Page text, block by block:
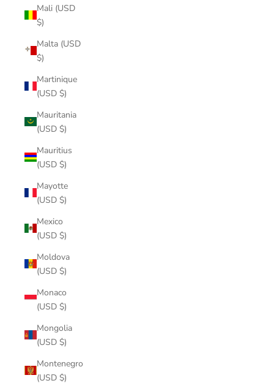
Mali (USD
$)
Malta (USD
$)
Martinique
(USD $)
Mauritania
(USD $)
Mauritius
(USD $)
Mayotte
(USD $)
Mexico
(USD $)
Moldova
(USD $)
Monaco
(USD $)
Mongolia
(USD $)
Montenegro
(USD $)